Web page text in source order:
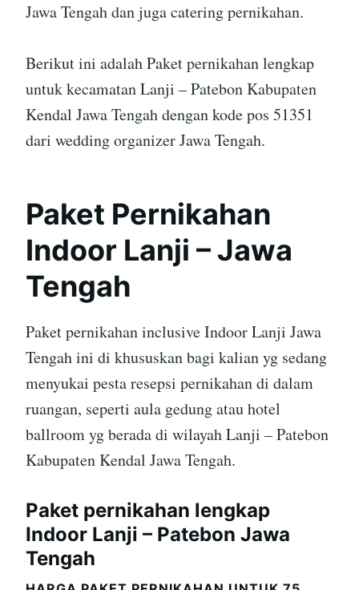
Jawa Tengah dan juga catering pernikahan.
Berikut ini adalah Paket pernikahan lengkap
untuk kecamatan Lanji – Patebon Kabupaten
Kendal Jawa Tengah dengan kode pos 51351
dari wedding organizer Jawa Tengah.
Paket Pernikahan
Indoor Lanji – Jawa
Tengah
Paket pernikahan inclusive Indoor Lanji Jawa
Tengah ini di khususkan bagi kalian yg sedang
menyukai pesta resepsi pernikahan di dalam
ruangan, seperti aula gedung atau hotel
ballroom yg berada di wilayah Lanji – Patebon
Kabupaten Kendal Jawa Tengah.
Paket pernikahan lengkap
Indoor Lanji – Patebon Jawa
Tengah